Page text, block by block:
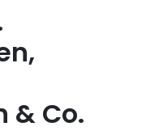
& Co.